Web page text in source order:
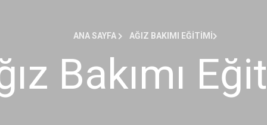
ANA SAYFA AĞIZ BAKIMI EĞITIMI
Bakımı